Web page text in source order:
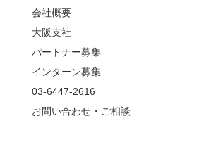
な店舗デザイン
会社概要
大阪支社
パートナー募集
インターン募集
03-6447-2616
お問い合わせ・ご相談